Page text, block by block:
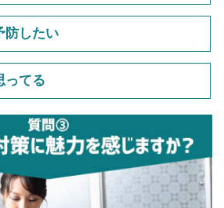
防したい
ってる